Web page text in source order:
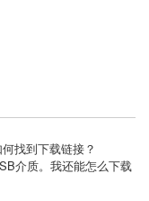
找到下载链接？
介质。我还能怎么下载